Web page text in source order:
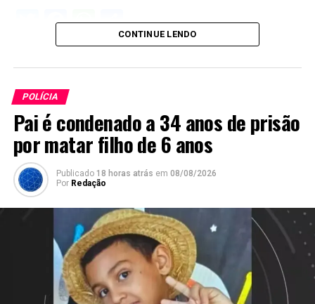
Twitter
Facebook
WhatsApp
Share
CONTINUE LENDO
POLÍCIA
Pai é condenado a 34 anos de prisão
por matar filho de 6 anos
Publicado 18 horas atrás em 08/08/2026
Por Redação